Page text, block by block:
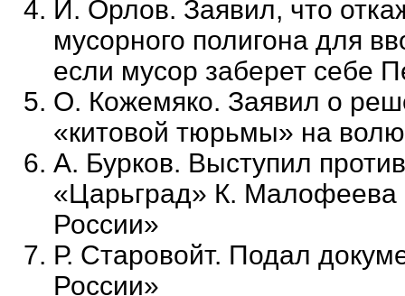
И. Орлов. Заявил, что
мусорного полигона для
если мусор заберет себе
О. Кожемяко. Заявил о
«китовой тюрьмы» на волю
А. Бурков. Выступил
«Царьград» К. Малофеева
России»
Р. Старовойт. Подал
России»